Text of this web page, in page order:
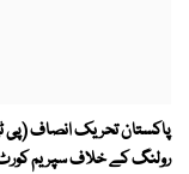
پاکستان تحریک انصاف (پی